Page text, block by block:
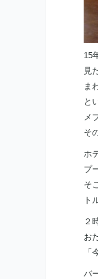
15
見
ま
と
メ
そ
ホ
プ
そ
ト
２
お
バ